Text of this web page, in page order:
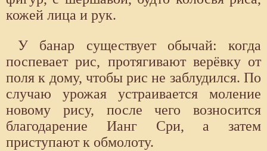
кожей лица и рук.
У банар существует обычай: когда
поспевает рис, протягивают верёвку от
поля к дому, чтобы рис не заблудился. По
случаю урожая устраивается моление
новому рису, после чего возносится
благодарение Ианг Сри, а затем
приступают к обмолоту.